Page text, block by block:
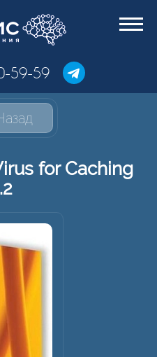
59-59
for Caching